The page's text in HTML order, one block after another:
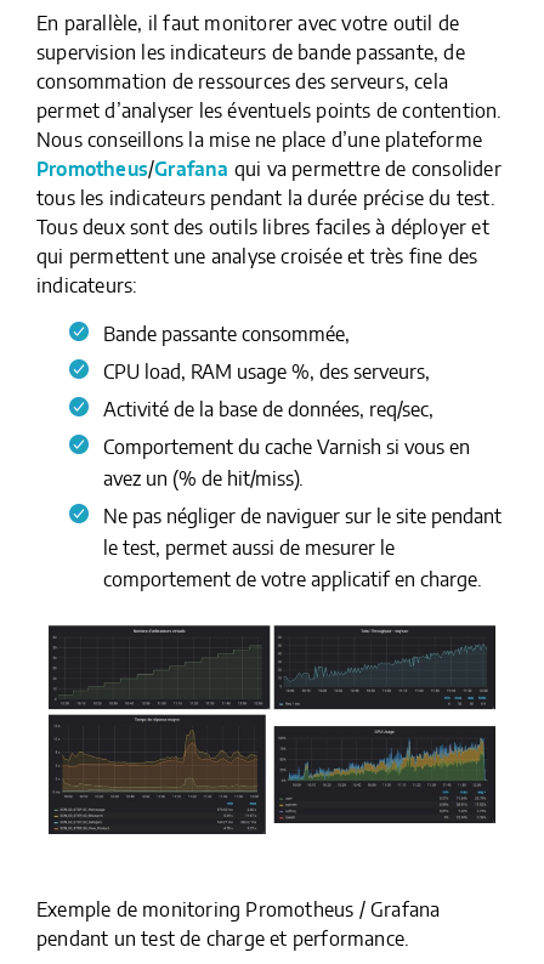
En parallèle, il faut monitorer avec votre outil de
supervision les indicateurs de bande passante, de
consommation de ressources des serveurs, cela
permet d’analyser les éventuels points de contention.
Nous conseillons la mise ne place d’une plateforme
Promotheus/Grafana qui va permettre de consolider
tous les indicateurs pendant la durée précise du test.
Tous deux sont des outils libres faciles à déployer et
qui permettent une analyse croisée et très fine des
indicateurs:
Bande passante consommée,
CPU load, RAM usage %, des serveurs,
Activité de la base de données, req/sec,
Comportement du cache Varnish si vous en
avez un (% de hit/miss).
Ne pas négliger de naviguer sur le site pendant
le test, permet aussi de mesurer le
comportement de votre applicatif en charge.
Exemple de monitoring Promotheus / Grafana
pendant un test de charge et performance.